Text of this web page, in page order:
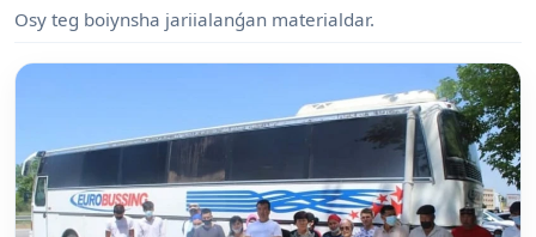
Osy teg boiynsha jariialanǵan materialdar.